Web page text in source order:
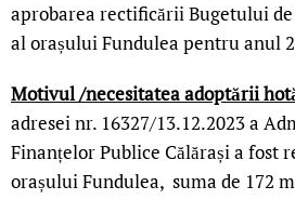
aprobarea rectificării Bugetului
al orașului Fundulea pentru anul
Motivul /necesitatea adoptării
adresei nr. 16327/13.12.2023 a
Finanțelor Publice Călărași a fost
orașului Fundulea, suma de 172